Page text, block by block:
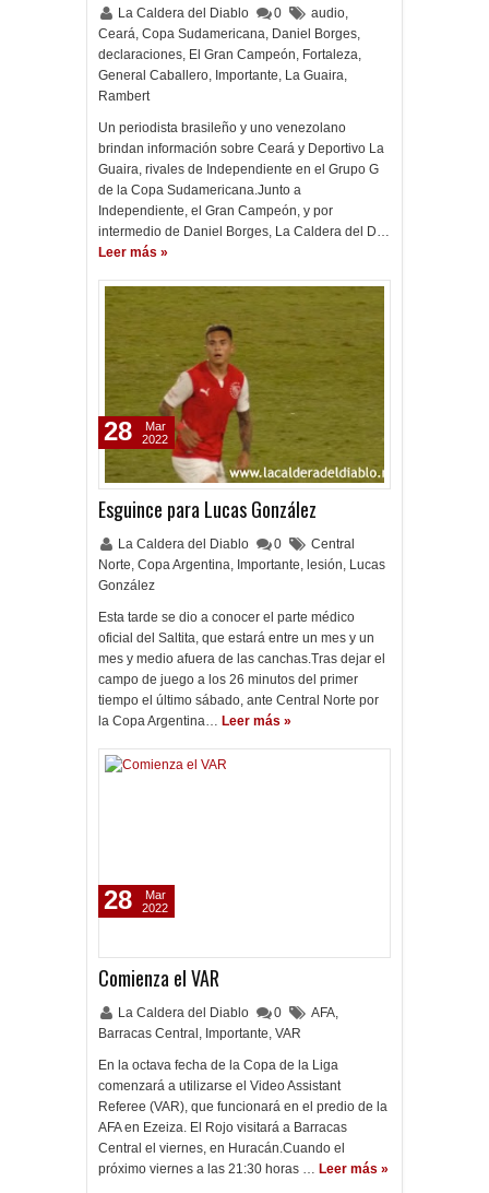
La Caldera del Diablo 0 audio,
Ceará, Copa Sudamericana, Daniel Borges,
declaraciones, El Gran Campeón, Fortaleza,
General Caballero, Importante, La Guaira,
Rambert
Un periodista brasileño y uno venezolano
brindan información sobre Ceará y Deportivo La
Guaira, rivales de Independiente en el Grupo G
de la Copa Sudamericana.Junto a
Independiente, el Gran Campeón, y por
intermedio de Daniel Borges, La Caldera del D…
Leer más »
Esguince para Lucas González
La Caldera del Diablo 0
Central
Norte, Copa Argentina, Importante, lesión, Lucas
González
Esta tarde se dio a conocer el parte médico
oficial del Saltita, que estará entre un mes y un
mes y medio afuera de las canchas.Tras dejar el
campo de juego a los 26 minutos del primer
tiempo el último sábado, ante Central Norte por
la Copa Argentina… Leer más »
28
Mar
2022
Comienza el VAR
La Caldera del Diablo 0 AFA,
Barracas Central , Importante, VAR
En la octava fecha de la Copa de la Liga
comenzará a utilizarse el Video Assistant
Referee (VAR), que funcionará en el predio de la
AFA en Ezeiza. El Rojo visitará a Barracas
Central el viernes, en Huracán.Cuando el
próximo viernes a las 21:30 horas … Leer más »
28
Mar
2022